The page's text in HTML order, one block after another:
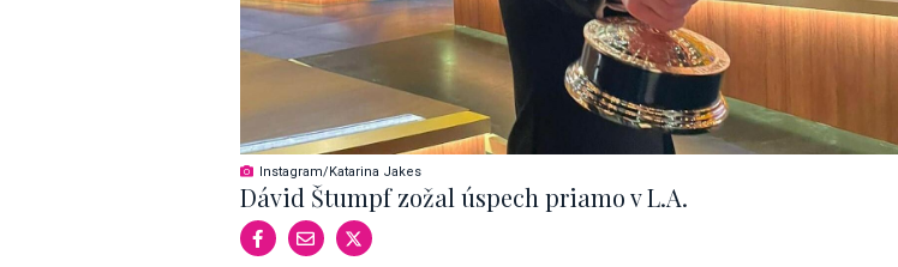
Instagram/Katarina Jakes
Dávid Štumpf zožal úspech priamo v L.A.